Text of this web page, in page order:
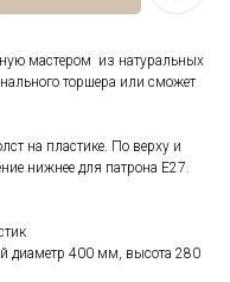
мастером из натуральных
торшера или сможет
на пластике. По верху и
нижнее для патрона Е27.
диаметр 400 мм, высота 280